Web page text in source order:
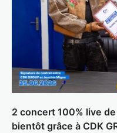
2 concert 100% live
bientôt grâce à CDK